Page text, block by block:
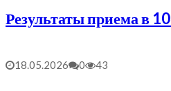
Результаты приема в
18.05.2026 0 43